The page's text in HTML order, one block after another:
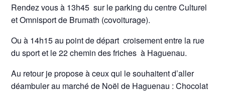
Rendez vous à 13h45 sur le parking du centre Culturel
et Omnisport de Brumath (covoiturage).
Ou à 14h15 au point de départ croisement entre la rue
du sport et le 22 chemin des friches à Haguenau.
Au retour je propose à ceux qui le souhaitent d’aller
déambuler au marché de Noël de Haguenau : Chocolat